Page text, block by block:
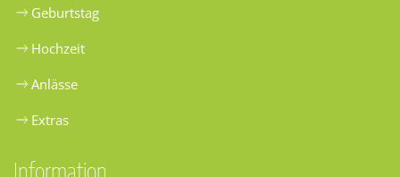
Geburtstag
Hochzeit
Anlässe
Extras
Information